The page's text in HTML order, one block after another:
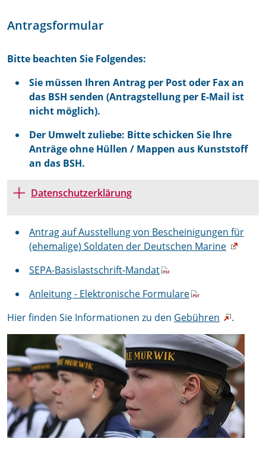
Antragsformular
Bitte beachten Sie Folgendes:
Sie müssen Ihren Antrag per Post oder Fax an
das BSH senden (Antragstellung per E-Mail ist
nicht möglich).
Der Umwelt zuliebe: Bitte schicken Sie Ihre
Anträge ohne Hüllen / Mappen aus Kunststoff
an das BSH.
Datenschutzerklärung
Antrag auf Ausstellung von Bescheinigungen für
(ehemalige) Soldaten der Deutschen Marine
SEPA-Basislastschrift-Mandat
Anleitung - Elektronische Formulare
Hier finden Sie Informationen zu den Gebühren .